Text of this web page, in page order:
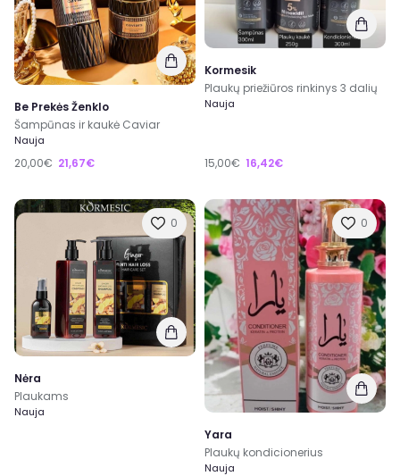
Be Prekės Ženklo
Šampūnas ir kaukė Caviar
Nauja
20,00€ 21,67€
Kormesik
Plaukų priežiūros rinkinys 3 dalių
Nauja
15,00€ 16,42€
0
Nėra
Plaukams
Nauja
0
Yara
Plaukų kondicionerius
Nauja